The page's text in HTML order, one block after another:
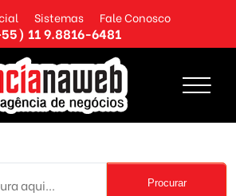
Sistemas Fale Conosco
11 9.8816-6481
Procurar